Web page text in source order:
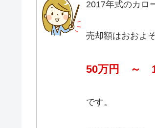
2017年式のカロ
売却額はおおよ
50万円 ～
です。